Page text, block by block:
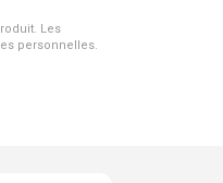
Les
personnelles.